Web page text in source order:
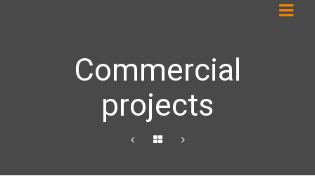
Commercial
projects